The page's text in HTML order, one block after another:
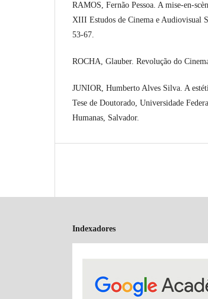
RAMOS, Fernão Pessoa. A mise-en-
XIII Estudos de Cinema e Audiovisual
53-67.
ROCHA, Glauber. Revolução do
JUNIOR, Humberto Alves Silva. A
Tese de Doutorado, Universidade
Humanas, Salvador.
Indexadores